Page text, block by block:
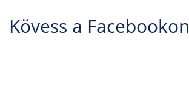
Kövess a Facebookon